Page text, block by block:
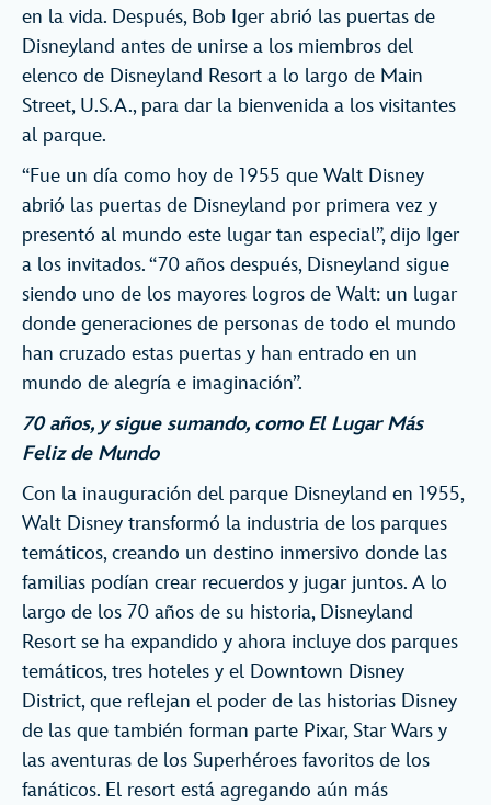
en la vida. Después, Bob Iger abrió las puertas de
Disneyland antes de unirse a los miembros del
elenco de Disneyland Resort a lo largo de Main
Street, U.S.A., para dar la bienvenida a los visitantes
al parque.
“Fue un día como hoy de 1955 que Walt Disney
abrió las puertas de Disneyland por primera vez y
presentó al mundo este lugar tan especial”, dijo Iger
a los invitados. “70 años después, Disneyland sigue
siendo uno de los mayores logros de Walt: un lugar
donde generaciones de personas de todo el mundo
han cruzado estas puertas y han entrado en un
mundo de alegría e imaginación”.
70 años, y sigue sumando, como El Lugar Más
Feliz de Mundo
Con la inauguración del parque Disneyland en 1955,
Walt Disney transformó la industria de los parques
temáticos, creando un destino inmersivo donde las
familias podían crear recuerdos y jugar juntos. A lo
largo de los 70 años de su historia, Disneyland
Resort se ha expandido y ahora incluye dos parques
temáticos, tres hoteles y el Downtown Disney
District, que reflejan el poder de las historias Disney
de las que también forman parte Pixar, Star Wars y
las aventuras de los Superhéroes favoritos de los
fanáticos. El resort está agregando aún más